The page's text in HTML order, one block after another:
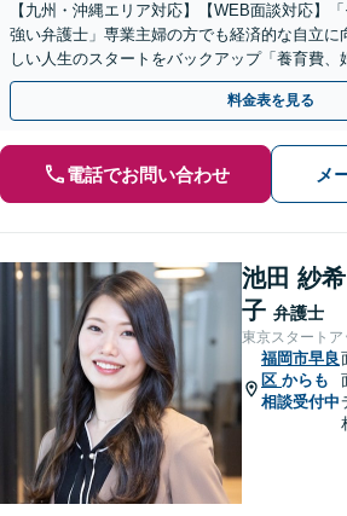
【九州・沖縄エリア対応】【WEB面談対応】
強い弁護士」専業主婦の方でも経済的な自立に
しい人生のスタートをバックアップ「養育費、
せ」経営者特有の離婚問題に対応【休日・夜間
料金表を見る
電話でお問い合わせ メ
池田 紗希
子 弁護士
東京スタート
福岡市早良
区 からも
相談受付中